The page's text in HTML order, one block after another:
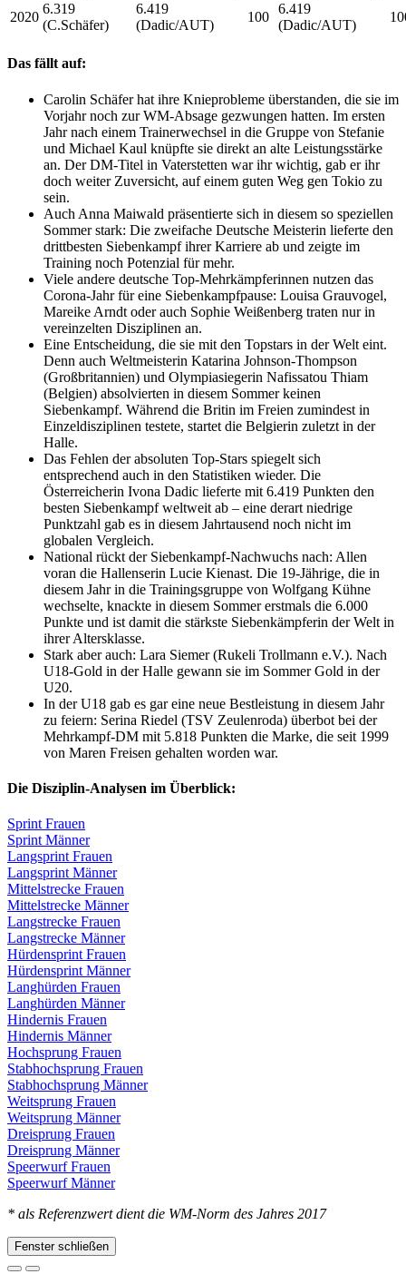
2020
6.319
(C.Schäfer)
6.419
(Dadic/AUT)
100
6.419
(Dadic/AUT)
Das fällt auf:
Carolin Schäfer hat ihre Knieprobleme überstanden, die sie im
Vorjahr noch zur WM-Absage gezwungen hatten. Im ersten
Jahr nach einem Trainerwechsel in die Gruppe von Stefanie
und Michael Kaul knüpfte sie direkt an alte Leistungsstärke
an. Der DM-Titel in Vaterstetten war ihr wichtig, gab er ihr
doch weiter Zuversicht, auf einem guten Weg gen Tokio zu
sein.
Auch Anna Maiwald präsentierte sich in diesem so speziellen
Sommer stark: Die zweifache Deutsche Meisterin lieferte den
drittbesten Siebenkampf ihrer Karriere ab und zeigte im
Training noch Potenzial für mehr.
Viele andere deutsche Top-Mehrkämpferinnen nutzen das
Corona-Jahr für eine Siebenkampfpause: Louisa Grauvogel,
Mareike Arndt oder auch Sophie Weißenberg traten nur in
vereinzelten Disziplinen an.
Eine Entscheidung, die sie mit den Topstars in der Welt eint.
Denn auch Weltmeisterin Katarina Johnson-Thompson
(Großbritannien) und Olympiasiegerin Nafissatou Thiam
(Belgien) absolvierten in diesem Sommer keinen
Siebenkampf. Während die Britin im Freien zumindest in
Einzeldisziplinen testete, startet die Belgierin zuletzt in der
Halle.
Das Fehlen der absoluten Top-Stars spiegelt sich
entsprechend auch in den Statistiken wieder. Die
Österreicherin Ivona Dadic lieferte mit 6.419 Punkten den
besten Siebenkampf weltweit ab – eine derart niedrige
Punktzahl gab es in diesem Jahrtausend noch nicht im
globalen Vergleich.
National rückt der Siebenkampf-Nachwuchs nach: Allen
voran die Hallenserin Lucie Kienast. Die 19-Jährige, die in
diesem Jahr in die Trainingsgruppe von Wolfgang Kühne
wechselte, knackte in diesem Sommer erstmals die 6.000
Punkte und ist damit die stärkste Siebenkämpferin der Welt in
ihrer Altersklasse.
Stark aber auch: Lara Siemer (Rukeli Trollmann e.V.). Nach
U18-Gold in der Halle gewann sie im Sommer Gold in der
U20.
In der U18 gab es gar eine neue Bestleistung in diesem Jahr
zu feiern: Serina Riedel (TSV Zeulenroda) überbot bei der
Mehrkampf-DM mit 5.818 Punkten die Marke, die seit 1999
von Maren Freisen gehalten worden war.
Die Disziplin-Analysen im Überblick:
Sprint Frauen
Sprint Männer
Langsprint Frauen
Langsprint Männer
Mittelstrecke Frauen
Mittelstrecke Männer
Langstrecke Frauen
Langstrecke Männer
Hürdensprint Frauen
Hürdensprint Männer
Langhürden Frauen
Langhürden Männer
Hindernis Frauen
Hindernis Männer
Hochsprung Frauen
Stabhochsprung Frauen
Stabhochsprung Männer
Weitsprung Frauen
Weitsprung Männer
Dreisprung Frauen
Dreisprung Männer
Speerwurf Frauen
Speerwurf Männer
* als Referenzwert dient die WM-Norm des Jahres 2017
Fenster schließen